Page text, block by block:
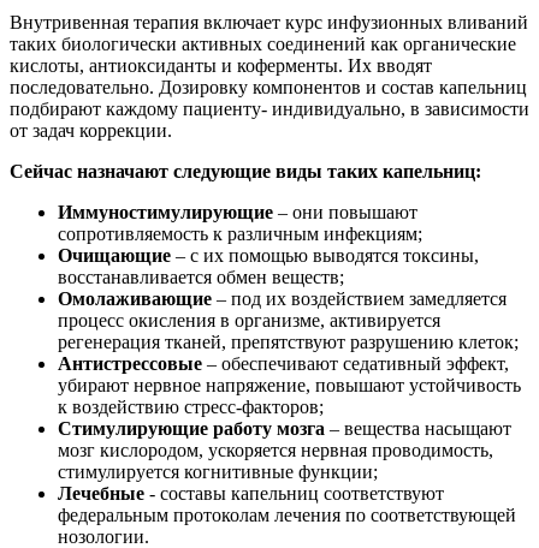
Внутривенная терапия включает курс инфузионных вливаний
таких биологически активных соединений как органические
кислоты, антиоксиданты и коферменты. Их вводят
последовательно. Дозировку компонентов и состав капельниц
подбирают каждому пациенту- индивидуально, в зависимости
от задач коррекции.
Сейчас назначают следующие виды таких капельниц:
Иммуностимулирующие – они повышают
сопротивляемость к различным инфекциям;
Очищающие – с их помощью выводятся токсины,
восстанавливается обмен веществ;
Омолаживающие – под их воздействием замедляется
процесс окисления в организме, активируется
регенерация тканей, препятствуют разрушению клеток;
Антистрессовые – обеспечивают седативный эффект,
убирают нервное напряжение, повышают устойчивость
к воздействию стресс-факторов;
Стимулирующие работу мозга – вещества насыщают
мозг кислородом, ускоряется нервная проводимость,
стимулируется когнитивные функции;
Лечебные - составы капельниц соответствуют
федеральным протоколам лечения по соответствующей
нозологии.